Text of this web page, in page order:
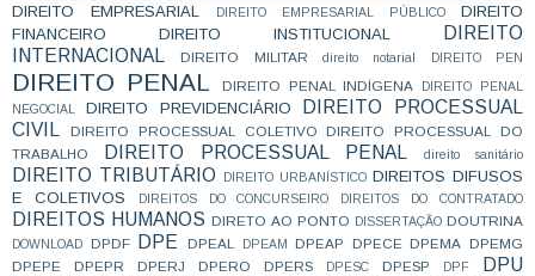
DIREITO EMPRESARIAL DIREITO EMPRESARIAL PÚBLICO
DIREITO
FINANCEIRO
DIREITO INSTITUCIONAL
DIREITO
INTERNACIONAL
DIREITO MILITAR direito notarial DIREITO PEN
DIREITO PENAL DIREITO PENAL INDÍGENA
DIREITO PENAL
NEGOCIAL
DIREITO PREVIDENCIÁRIO
DIREITO PROCESSUAL
CIVIL
DIREITO PROCESSUAL COLETIVO
DIREITO PROCESSUAL DO
TRABALHO
DIREITO PROCESSUAL PENAL direito sanitário
DIREITO TRIBUTÁRIO DIREITO URBANÍSTICO DIREITOS DIFUSOS
E COLETIVOS
DIREITOS DO CONCURSEIRO DIREITOS DO CONTRATADO
DIREITOS HUMANOS DIRETO AO PONTO DISSERTAÇÃO DOUTRINA
DOWNLOAD DPDF DPE DPEAL DPEAM DPEAP DPECE DPEMA DPEMG
DPEPE
DPEPR DPERJ DPERO DPERS DPESC DPESP DPF DPU